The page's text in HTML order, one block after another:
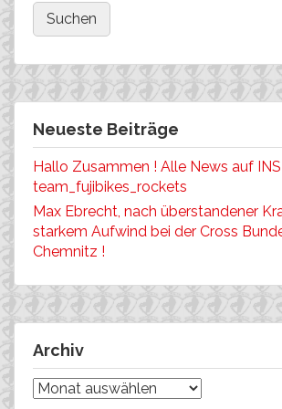
Neueste Beiträge
Hallo Zusammen ! Alle News auf
team_fujibikes_rockets
Max Ebrecht, nach überstandener
starkem Aufwind bei der Cross
Chemnitz !
Archiv
Archiv